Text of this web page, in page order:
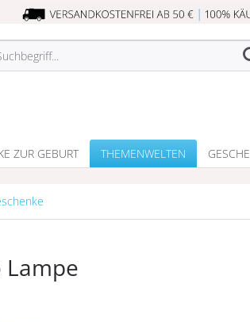
ZUR GEBURT THEMENWELTEN
Lampe